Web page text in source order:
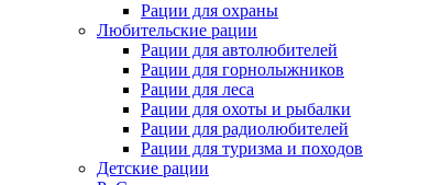
Рации для охраны
Любительские рации
Рации для автолюбителей
Рации для горнолыжников
Рации для леса
Рации для охоты и рыбалки
Рации для радиолюбителей
Рации для туризма и походов
Детские рации